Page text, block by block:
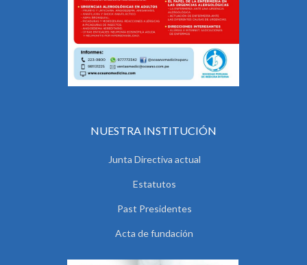
NUESTRA INSTITUCIÓN
Junta Directiva actual
Estatutos
Past Presidentes
Acta de fundación